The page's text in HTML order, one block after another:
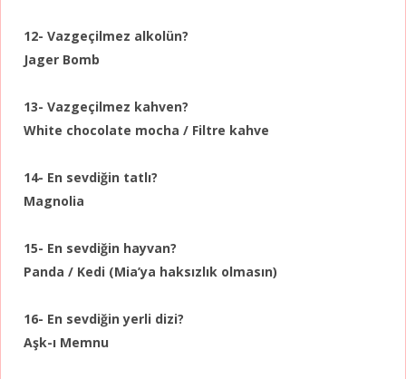
12- Vazgeçilmez alkolün?
Jager Bomb
13- Vazgeçilmez kahven?
White chocolate mocha / Filtre kahve
14- En sevdiğin tatlı?
Magnolia
15- En sevdiğin hayvan?
Panda / Kedi (Mia’ya haksızlık olmasın)
16- En sevdiğin yerli dizi?
Aşk-ı Memnu